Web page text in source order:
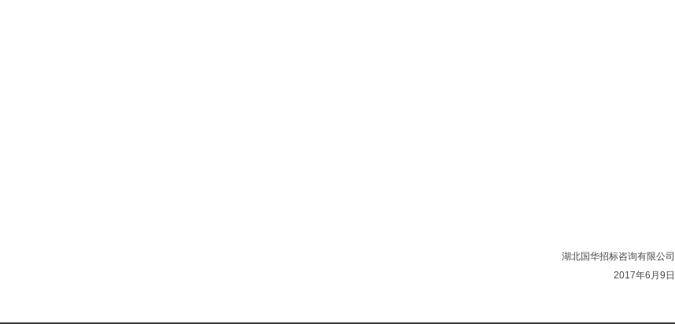
湖北国华招标咨询有限公司
2017年6月9日